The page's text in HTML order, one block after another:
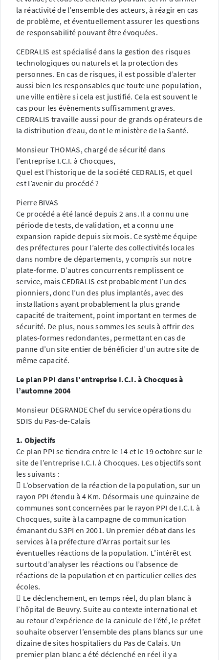
la réactivité de l’ensemble des acteurs, à réagir en cas
de problème, et éventuellement assurer les questions
de responsabilité pouvant être évoquées.
CEDRALIS est spécialisé dans la gestion des risques
technologiques ou naturels et la protection des
personnes. En cas de risques, il est possible d’alerter
aussi bien les responsables que toute une population,
une ville entière si cela est justifié. Cela est souvent le
cas pour les évènements suffisamment graves.
CEDRALIS travaille aussi pour de grands opérateurs de
la distribution d’eau, dont le ministère de la Santé.
Monsieur THOMAS, chargé de sécurité dans
l’entreprise I.C.I. à Chocques,
Quel est l’historique de la société CEDRALIS, et quel
est l’avenir du procédé ?
Pierre BIVAS
Ce procédé a été lancé depuis 2 ans. Il a connu une
période de tests, de validation, et a connu une
expansion rapide depuis six mois. Ce système équipe
des préfectures pour l’alerte des collectivités locales
dans nombre de départements, y compris sur notre
plate-forme. D’autres concurrents remplissent ce
service, mais CEDRALIS est probablement l’un des
pionniers, donc l’un des plus implantés, avec des
installations ayant probablement la plus grande
capacité de traitement, point important en termes de
sécurité. De plus, nous sommes les seuls à offrir des
plates-formes redondantes, permettant en cas de
panne d’un site entier de bénéficier d’un autre site de
même capacité.
Le plan PPI dans l’entreprise I.C.I. à Chocques à
l’automne 2004
Monsieur DEGRANDE Chef du service opérations du
SDIS du Pas-de-Calais
1. Objectifs
Ce plan PPI se tiendra entre le 14 et le 19 octobre sur le
site de l’entreprise I.C.I. à Chocques. Les objectifs sont
les suivants :
 L’observation de la réaction de la population, sur un
rayon PPI étendu à 4 Km. Désormais une quinzaine de
communes sont concernées par le rayon PPI de I.C.I. à
Chocques, suite à la campagne de communication
émanant du S3PI en 2001. Un premier débat dans les
services à la préfecture d’Arras portait sur les
éventuelles réactions de la population. L’intérêt est
surtout d’analyser les réactions ou l’absence de
réactions de la population et en particulier celles des
écoles.
 Le déclenchement, en temps réel, du plan blanc à
l’hôpital de Beuvry. Suite au contexte international et
au retour d’expérience de la canicule de l’été, le préfet
souhaite observer l’ensemble des plans blancs sur une
dizaine de sites hospitaliers du Pas de Calais. Un
premier plan blanc a été déclenché en réel il y a